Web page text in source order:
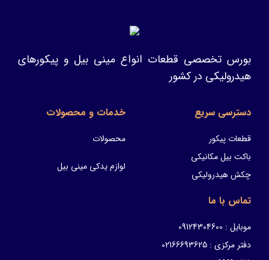
بورس تخصصی قطعات انواع مینی بیل و پیکورهای
هیدرولیکی در کشور
دسترسی سریع
قطعات پیکور
باکت بیل مکانیکی
چکش هیدرولیکی
خدمات و محصولات
محصولات
لوازم یدکی مینی بیل
تماس با ما
موبایل : 09124304600
دفتر مرکزی : 02166693625